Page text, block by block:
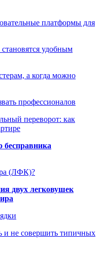
платформы для
удобным
а когда можно
профессионалов
переворот: как
бесправника
(ЛФК)?
двух легковушек
и не совершить типичных